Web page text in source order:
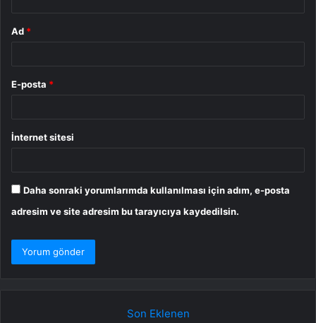
Ad *
E-posta *
İnternet sitesi
Daha sonraki yorumlarımda kullanılması için adım, e-posta
adresim ve site adresim bu tarayıcıya kaydedilsin.
Son Eklenen